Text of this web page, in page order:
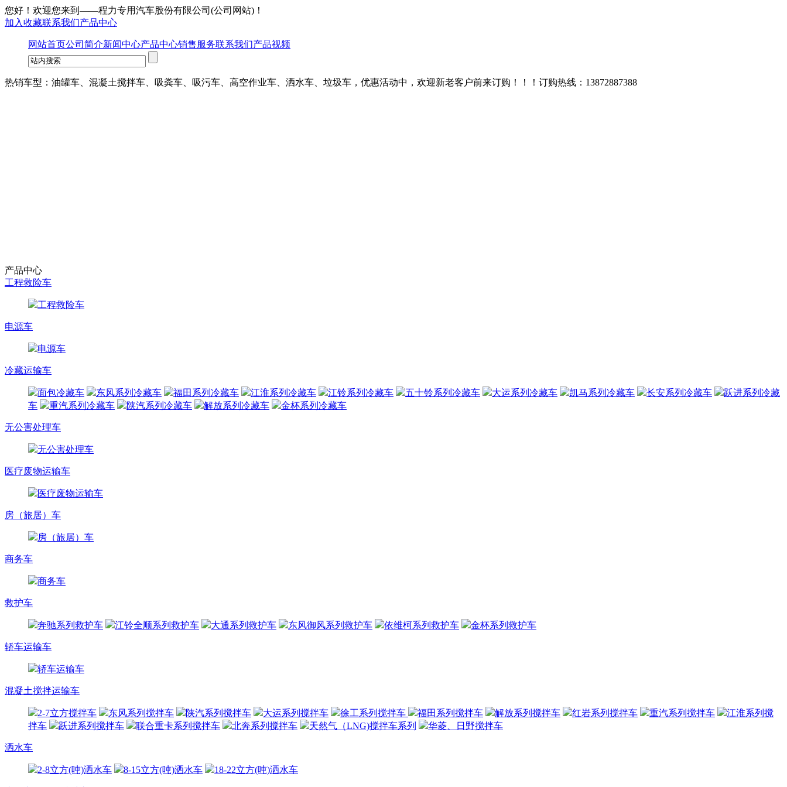
您好！欢迎您来到——程力专用汽车股份有限公司 (公司网站)！
加入收藏联系我们产品中心
网站首页公司简介新闻中心产品中心销售服务联系我们产品视频
热销车型：油罐车、混凝土搅拌车、吸粪车、吸污车、高空作业车、洒水车、垃圾车，优惠活动中，欢迎新老客户前来订购！！！订购热线：13872887388
产品中心
工程救险车
工程救险车
电源车
电源车
冷藏运输车
面包冷藏车 东风系列冷藏车 福田系列冷藏车 江淮系列冷藏车 江铃系列冷藏车 五十铃系列冷藏车 大运系列冷藏车 凯马系列冷藏车 长安系列冷藏车
跃进系列冷藏
车
重汽系列冷藏车 陕汽系列冷藏车 解放系列冷藏车 金杯系列冷藏车
无公害处理车
无公害处理车
医疗废物运输车
医疗废物运输车
房（旅居）车
房（旅居）车
商务车
商务车
救护车
奔驰系列救护车 江铃全顺系列救护车 大通系列救护车 东风御风系列救护车 依维柯系列救护车 金杯系列救护车
轿车运输车
轿车运输车
混凝土搅拌运输车
2-7立方搅拌车 东风系列搅拌车 陕汽系列搅拌车 大运系列搅拌车 徐工系列搅拌车 福田系列搅拌车 解放系列搅拌车 红岩系列搅拌车 重汽系列搅拌车
江淮系列搅
拌车
跃进系列搅拌车 联合重卡系列搅拌车 北奔系列搅拌车 天然气（LNG)搅拌车系列 华菱、日野搅拌车
洒水车
2-8立方(吨)洒水车 8-15立方(吨)洒水车 18-22立方(吨)洒水车